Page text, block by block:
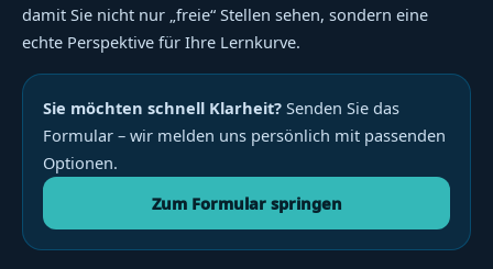
damit Sie nicht nur „freie“ Stellen sehen, sondern eine
echte Perspektive für Ihre Lernkurve.
Sie möchten schnell Klarheit? Senden Sie das
Formular – wir melden uns persönlich mit passenden
Optionen.
Zum Formular springen